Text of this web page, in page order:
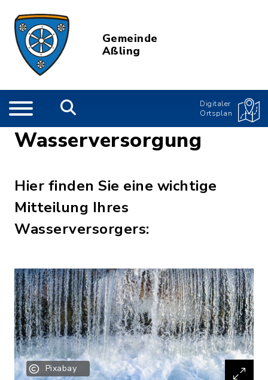
Gemeinde
Aßling
Digitaler
Ortsplan
Wasserversorgung
Hier finden Sie eine wichtige
Mitteilung Ihres
Wasserversorgers:
Pixabay